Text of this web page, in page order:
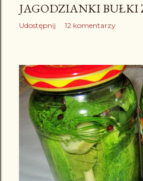
JAGODZIANKI BUŁKI
Udostępnij 12 komentarzy